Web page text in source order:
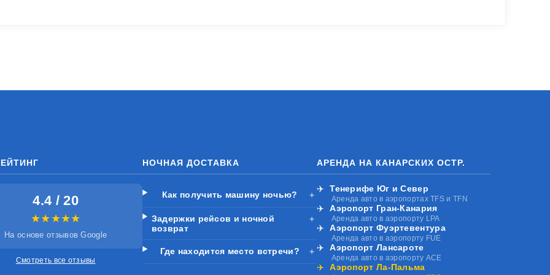
4.4 / 20
★★★★★
На основе отзывов Google
Смотреть все отзывы
НОЧНАЯ ДОСТАВКА
Как получить машину ночью? ＋
Задержки рейсов и ночной
возврат
＋
Где находится место встречи? ＋
АРЕНДА НА КАНАРСКИХ ОСТР.
✈️ Тенерифе Юг и Север
Аренда авто в аэропортах TFS и TFN
✈️ Аэропорт Гран-Канария
Аренда авто в аэропорту LPA
✈️ Аэропорт Фуэртевентура
Аренда авто в аэропорту FUE
✈️ Аэропорт Лансароте
Аренда авто в аэропорту ACE
✈️ Аэропорт Ла-Пальма